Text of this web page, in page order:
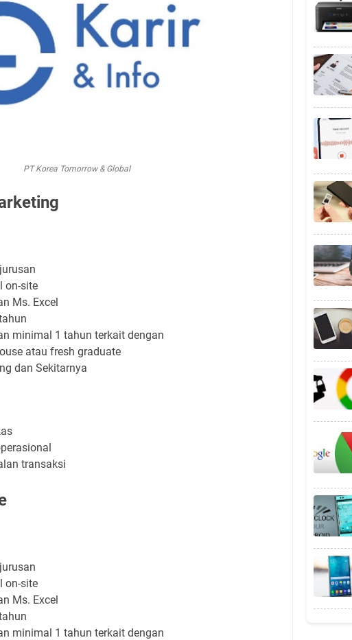
PT Korea Tomorrow & Global
on-site
Ms. Excel
minimal 1 tahun terkait dengan
atau fresh graduate
dan Sekitarnya
transaksi
on-site
Ms. Excel
minimal 1 tahun terkait dengan